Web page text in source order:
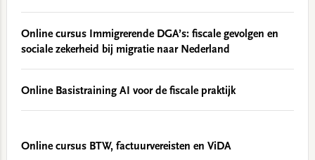
Online cursus Immigrerende DGA’s: fiscale gevolgen en
sociale zekerheid bij migratie naar Nederland
Online Basistraining AI voor de fiscale praktijk
Online cursus BTW, factuurvereisten en ViDA